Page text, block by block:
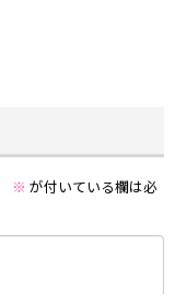
※ が付いている欄は必